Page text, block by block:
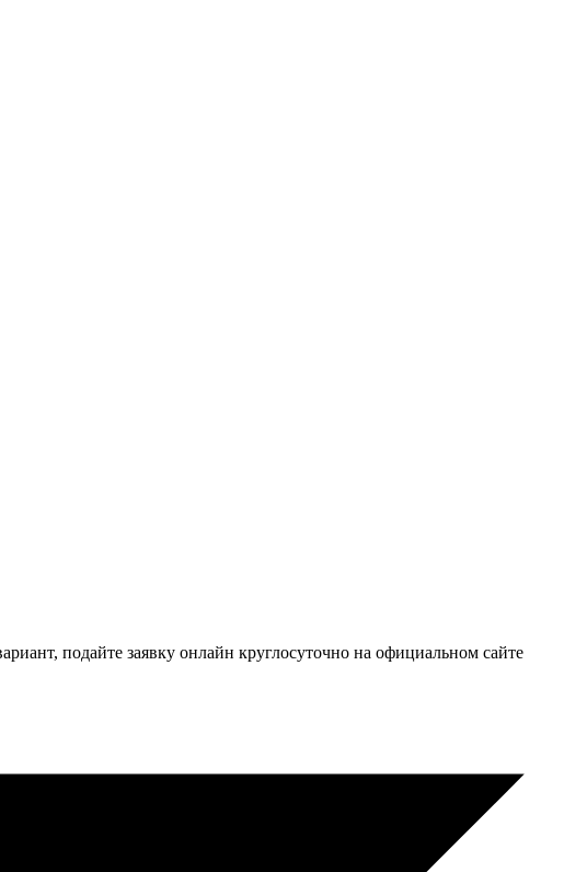
подайте заявку онлайн круглосуточно на официальном сайте